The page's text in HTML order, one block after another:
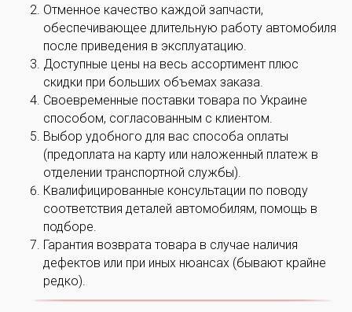
Отменное качество каждой запчасти,
обеспечивающее длительную работу автомобиля
после приведения в эксплуатацию.
Доступные цены на весь ассортимент плюс
скидки при больших объемах заказа.
Своевременные поставки товара по Украине
способом, согласованным с клиентом.
Выбор удобного для вас способа оплаты
(предоплата на карту или наложенный платеж в
отделении транспортной службы).
Квалифицированные консультации по поводу
соответствия деталей автомобилям, помощь в
подборе.
Гарантия возврата товара в случае наличия
дефектов или при иных нюансах (бывают крайне
редко).